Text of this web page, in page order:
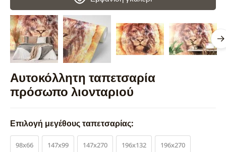
Αυτοκόλλητη ταπετσαρία
πρόσωπο λιονταριού
Επιλογή μεγέθους ταπετσαρίας:
98x66 147x99 147x270 196x132 196x270